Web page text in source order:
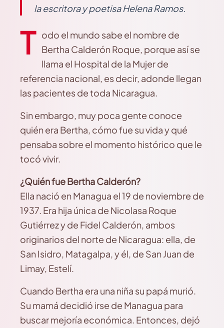
la escritora y poetisa Helena Ramos.
T odo el mundo sabe el nombre de
Bertha Calderón Roque, porque así se
llama el Hospital de la Mujer de
referencia nacional, es decir, adonde llegan
las pacientes de toda Nicaragua.
Sin embargo, muy poca gente conoce
quién era Bertha, cómo fue su vida y qué
pensaba sobre el momento histórico que le
tocó vivir.
¿Quién fue Bertha Calderón?
Ella nació en Managua el 19 de noviembre de
1937. Era hija única de Nicolasa Roque
Gutiérrez y de Fidel Calderón, ambos
originarios del norte de Nicaragua: ella, de
San Isidro, Matagalpa, y él, de San Juan de
Limay, Estelí.
Cuando Bertha era una niña su papá murió.
Su mamá decidió irse de Managua para
buscar mejoría económica. Entonces, dejó